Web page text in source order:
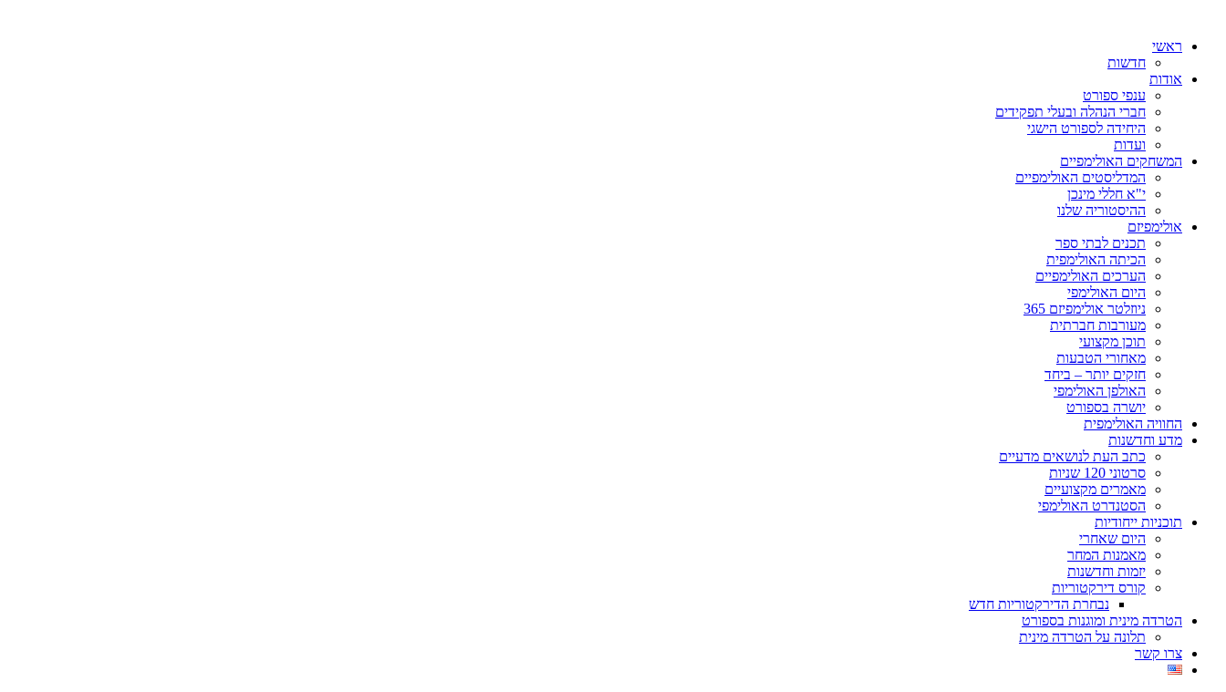
ראשי
חדשות
אודות
ענפי ספורט
חברי הנהלה ובעלי תפקידים
היחידה לספורט הישגי
ועדות
המשחקים האולימפיים
המדליסטים האולימפיים
י"א חללי מינכן
ההיסטוריה שלנו
אולימפיזם
תכנים לבתי ספר
הכיתה האולימפית
הערכים האולימפיים
היום האולימפי
ניוזלטר אולימפיזם 365
מעורבות חברתית
תוכן מקצועי
מאחורי הטבעות
חזקים יותר – ביחד
האולפן האולימפי
יושרה בספורט
החוויה האולימפית
מדע וחדשנות
כתב העת לנושאים מדעיים
סרטוני 120 שניות
מאמרים מקצועיים
הסטנדרט האולימפי
תוכניות ייחודיות
היום שאחרי
מאמנות המחר
יזמות וחדשנות
קורס דירקטוריות
נבחרת הדירקטוריות חדש
הטרדה מינית ומוגנות בספורט
תלונה על הטרדה מינית
צרו קשר